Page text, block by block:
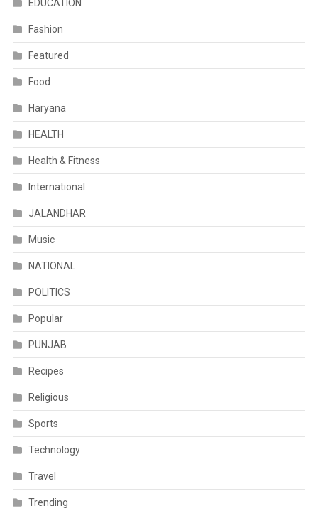
EDUCATION
Fashion
Featured
Food
Haryana
HEALTH
Health & Fitness
International
JALANDHAR
Music
NATIONAL
POLITICS
Popular
PUNJAB
Recipes
Religious
Sports
Technology
Travel
Trending